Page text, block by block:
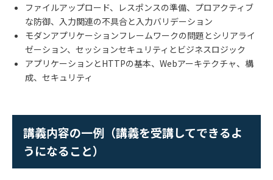
ファイルアップロード、レスポンスの準備、プロアクティブ
な防御、入力関連の不具合と入力バリデーション
モダンアプリケーションフレームワークの問題とシリアライ
ゼーション、セッションセキュリティとビジネスロジック
アプリケーションとHTTPの基本、 Webアーキテクチャ、構
成、セキュリティ
講義内容の一例（講義を受講してできるよ
うになること）